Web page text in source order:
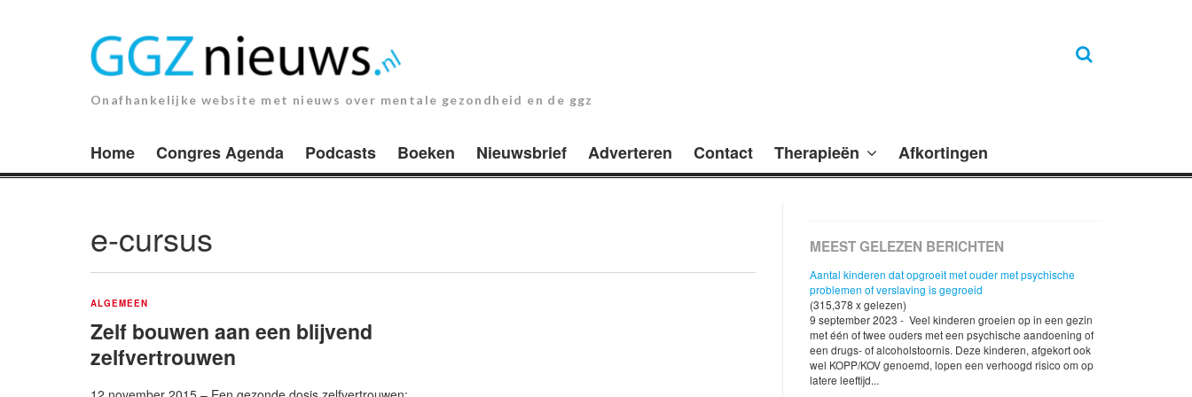
Onafhankelijke website met nieuws over mentale gezondheid en de ggz
Home Congres Agenda Podcasts Boeken Nieuwsbrief Adverteren Contact Therapieën Afkortingen
e-cursus
ALGEMEEN
Zelf bouwen aan een blijvend
zelfvertrouwen
MEEST GELEZEN BERICHTEN
Aantal kinderen dat opgroeit met ouder met psychische
problemen of verslaving is gegroeid
(315,378 x gelezen)
9 september 2023 - Veel kinderen groeien op in een gezin
met één of twee ouders met een psychische aandoening of
een drugs- of alcoholstoornis. Deze kinderen, afgekort ook
wel KOPP/KOV genoemd, lopen een verhoogd risico om op
latere leeftijd...